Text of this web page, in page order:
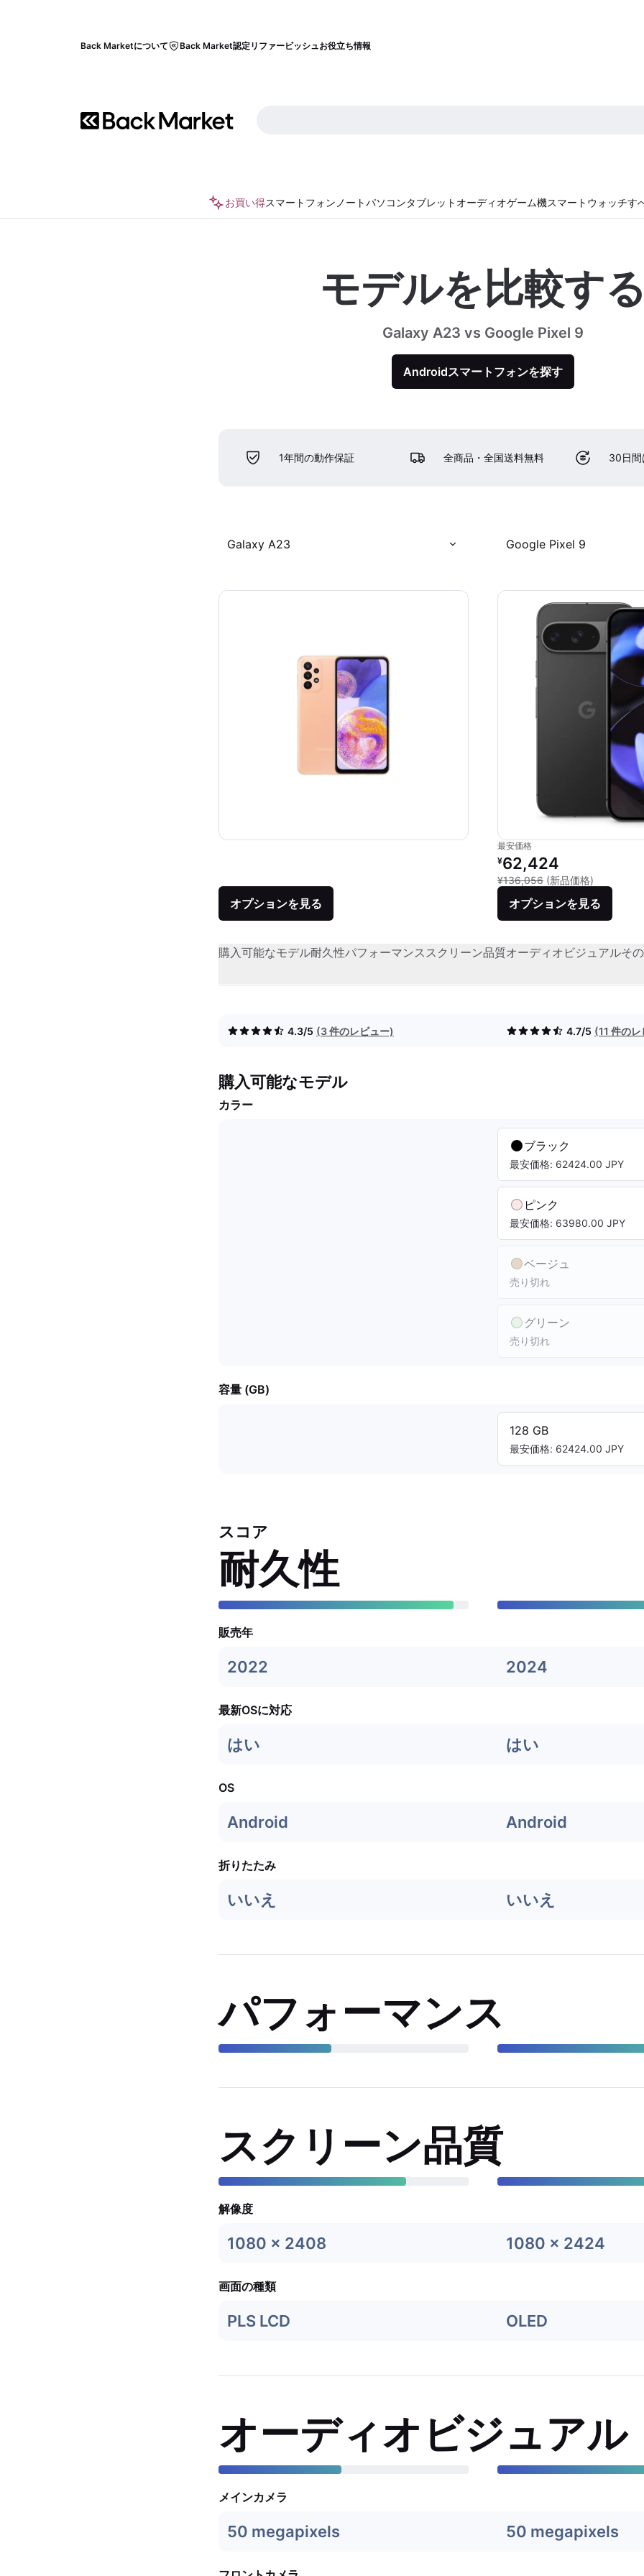
Back Marketについて Back Market認定リファービッシュお役立ち情報
お買い得スマートフォン ノートパソコンタブレット オーディオゲーム機スマートウォッチす
モデルを比較する
Galaxy A23 vs Google Pixel 9
Androidスマートフォンを探す
1年間の動作保証 全商品・全国送料無料 30日間
Galaxy A23 Google Pixel 9
オプションを見る
最安価格
リファービッシュ品の価格：
¥62,424
¥136,056 (新品価格)
オプションを見る
購入可能なモデル耐久性パフォーマンススクリーン品質オーディオビジュアルそ
4.3/5 (3 件のレビュー) 4.7/5 (11 件の
購入可能なモデル
カラー
ブラック
最安価格: 62424.00 JPY
ピンク
最安価格: 63980.00 JPY
ベージュ
売り切れ
グリーン
売り切れ
容量 (GB)
128 GB
最安価格: 62424.00 JPY
スコア
耐久性
販売年
2022 2024
最新OSに対応
はい はい
OS
Android Android
折りたたみ
いいえ いいえ
パフォーマンス
スクリーン品質
解像度
1080 x 2408 1080 x 2424
画面の種類
PLS LCD OLED
オーディオビジュアル
メインカメラ
50 megapixels 50 megapixels